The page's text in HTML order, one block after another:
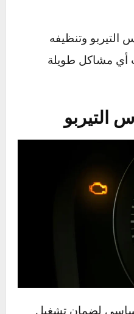
التيربو، قد يؤدي
الهواء، مما يؤثر
تشمل انخفاض
وحتى أضرار محتملة
وتنظيفه
أي مشاكل طويلة